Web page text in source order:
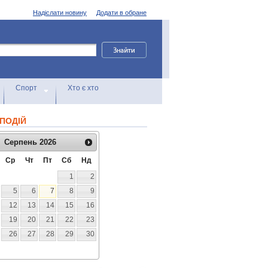
Додати в обране
Надіслати новину
Спорт Хто є хто
Серпень 2026
Ср Чт Пт Сб
Нд
1
2
5 6 7 8
9
12 13 14 15
16
19 20 21 22
23
26 27 28 29
30